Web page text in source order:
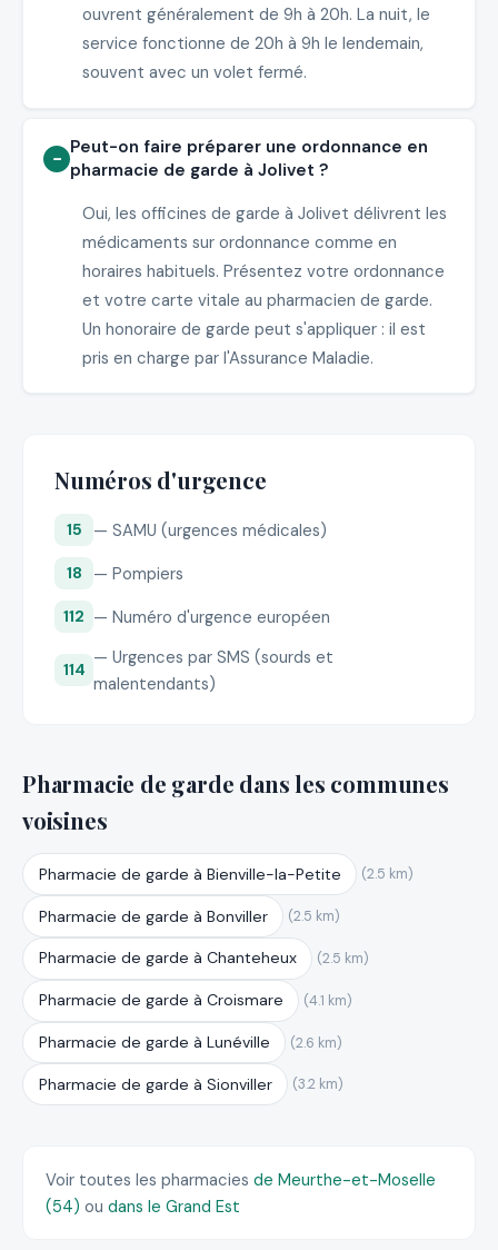
ouvrent généralement de 9h à 20h. La nuit, le
service fonctionne de 20h à 9h le lendemain,
souvent avec un volet fermé.
Peut-on faire préparer une ordonnance en
pharmacie de garde à Jolivet ?
Oui, les officines de garde à Jolivet délivrent les
médicaments sur ordonnance comme en
horaires habituels. Présentez votre ordonnance
et votre carte vitale au pharmacien de garde.
Un honoraire de garde peut s'appliquer : il est
pris en charge par l'Assurance Maladie.
Numéros d'urgence
15 — SAMU (urgences médicales)
18 — Pompiers
112 — Numéro d'urgence européen
114
— Urgences par SMS (sourds et
malentendants)
Pharmacie de garde dans les communes
voisines
Pharmacie de garde à Bienville-la-Petite (2.5 km)
Pharmacie de garde à Bonviller (2.5 km)
Pharmacie de garde à Chanteheux (2.5 km)
Pharmacie de garde à Croismare (4.1 km)
Pharmacie de garde à Lunéville (2.6 km)
Pharmacie de garde à Sionviller (3.2 km)
Voir toutes les pharmacies de Meurthe-et-Moselle
(54) ou dans le Grand Est